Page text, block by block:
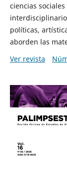
ciencias
políticas,
aborden las
Ver revista